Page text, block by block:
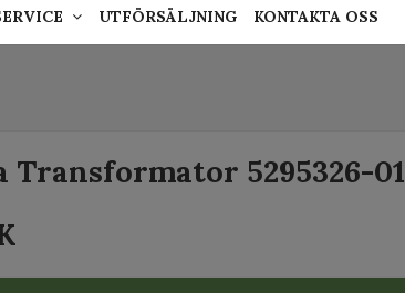
Transformator 5295326-01
UTFÖRSÄLJNING KONTAKTA OSS